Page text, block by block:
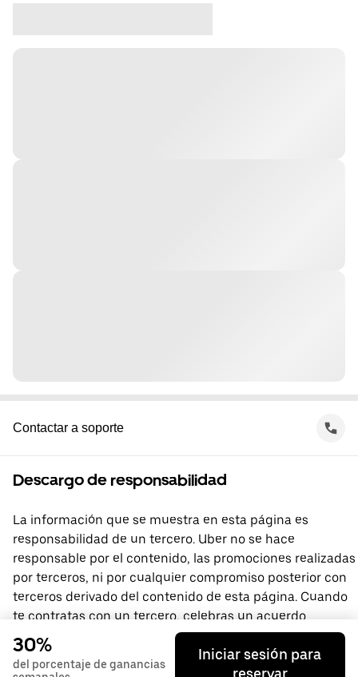
Contactar a soporte
Descargo de responsabilidad
La información que se muestra en esta página es
responsabilidad de un tercero. Uber no se hace
responsable por el contenido, las promociones realizadas
por terceros, ni por cualquier compromiso posterior con
terceros derivado del contenido de esta página. Cuando
te contratas con un tercero, celebras un acuerdo
directamente con él, del que Uber no forma parte. Si
tienes preguntas, comunícate directamente con el
tercero.
30%
del porcentaje de ganancias
Iniciar sesión para
reservar